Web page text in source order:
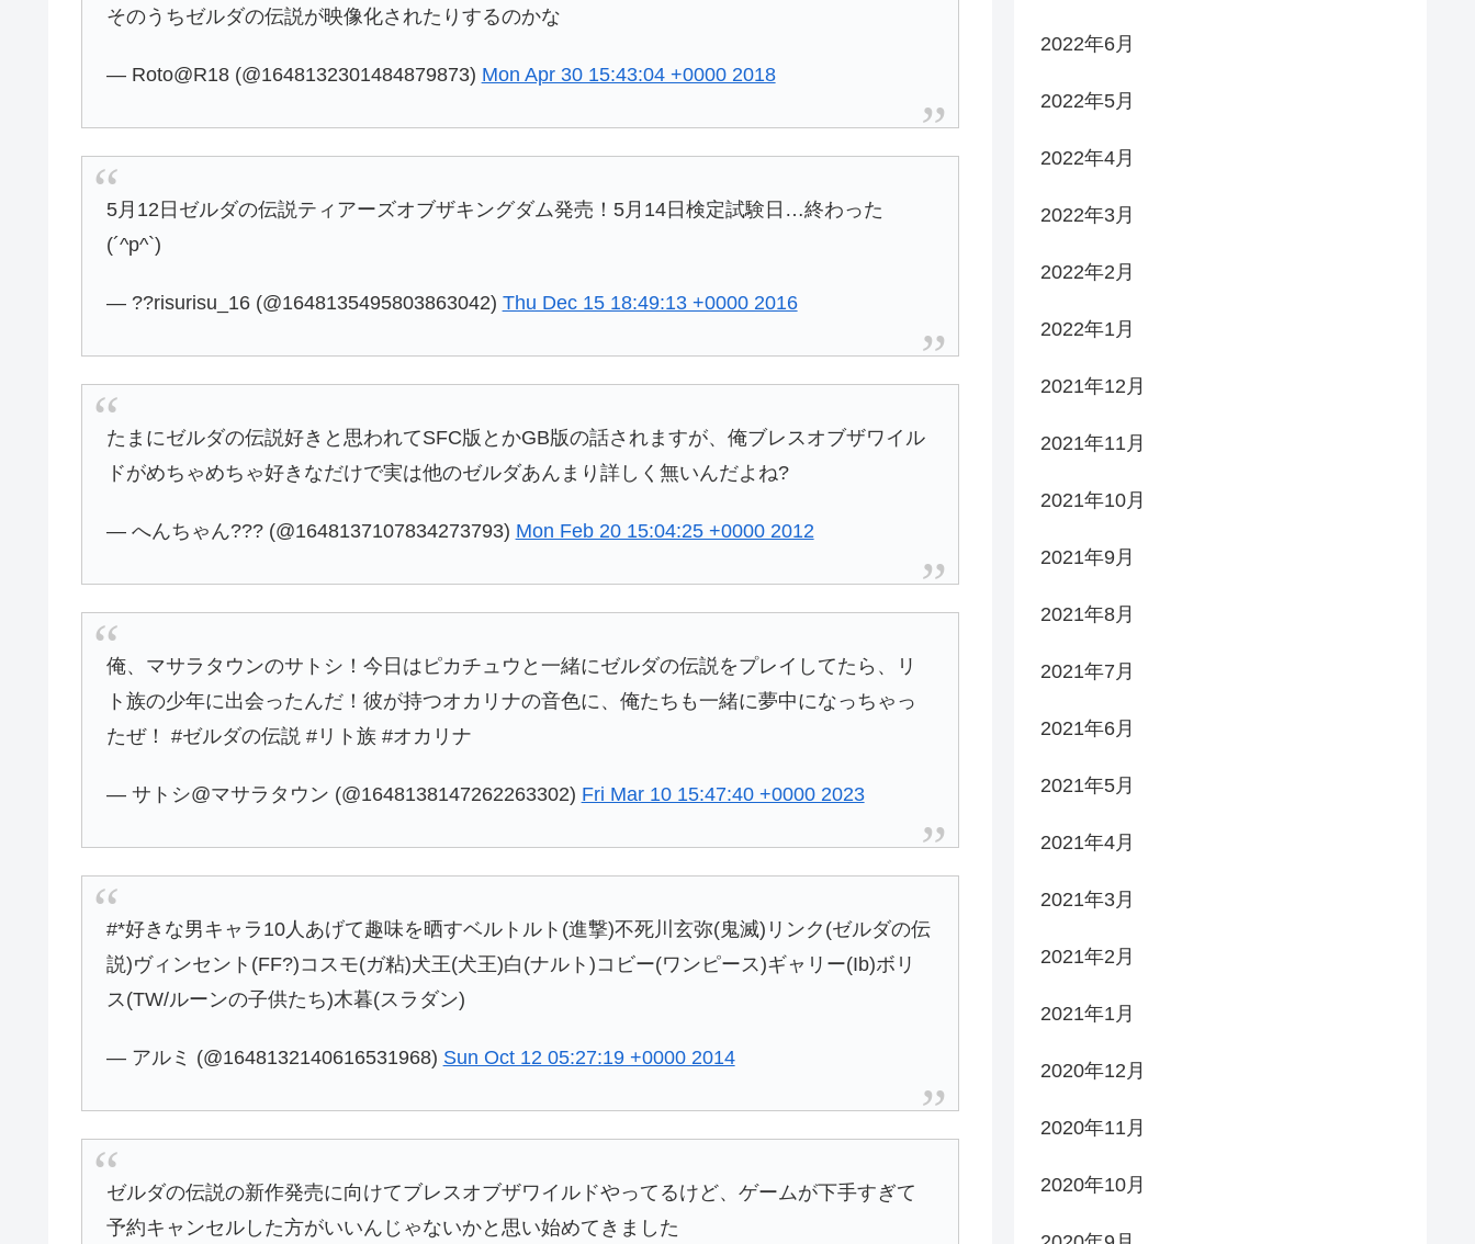
そのうちゼルダの伝説が映像化されたりするのかな
— Roto@R18 (@1648132301484879873) Mon Apr 30 15:43:04 +0000 2018
5月12日ゼルダの伝説ティアーズオブザキングダム発売！5月14日検定試験日…終わった
(´^p^`)
— ??risurisu_16 (@1648135495803863042) Thu Dec 15 18:49:13 +0000 2016
たまにゼルダの伝説好きと思われてSFC版とかGB版の話されますが、俺ブレスオブザワイル
ドがめちゃめちゃ好きなだけで実は他のゼルダあんまり詳しく無いんだよね?
— へんちゃん??? (@1648137107834273793) Mon Feb 20 15:04:25 +0000 2012
俺、マサラタウンのサトシ！今日はピカチュウと一緒にゼルダの伝説をプレイしてたら、リ
ト族の少年に出会ったんだ！彼が持つオカリナの音色に、俺たちも一緒に夢中になっちゃっ
たぜ！ #ゼルダの伝説 #リト族 #オカリナ
— サトシ@マサラタウン (@1648138147262263302) Fri Mar 10 15:47:40 +0000 2023
#*好きな男キャラ10人あげて趣味を晒すベルトルト(進撃)不死川玄弥(鬼滅)リンク(ゼルダの伝
説)ヴィンセント(FF?)コスモ(ガ粘)犬王(犬王)白(ナルト)コビー(ワンピース)ギャリー(Ib)ボリ
ス(TW/ルーンの子供たち)木暮(スラダン)
— アルミ (@1648132140616531968) Sun Oct 12 05:27:19 +0000 2014
ゼルダの伝説の新作発売に向けてブレスオブザワイルドやってるけど、ゲームが下手すぎて
予約キャンセルした方がいいんじゃないかと思い始めてきました
2022年6月
2022年5月
2022年4月
2022年3月
2022年2月
2022年1月
2021年12月
2021年11月
2021年10月
2021年9月
2021年8月
2021年7月
2021年6月
2021年5月
2021年4月
2021年3月
2021年2月
2021年1月
2020年12月
2020年11月
2020年10月